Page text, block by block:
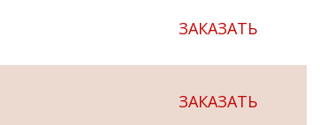
ЗАКАЗАТЬ
ЗАКАЗАТЬ